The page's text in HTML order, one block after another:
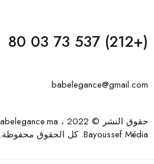
(+212) 537 73 03 80
babelegance@gmail.com
حقوق النشر © 2022 ، Babelegance.ma مدعوم من
Bayoussef Média. كل الحقوق محفوظة.